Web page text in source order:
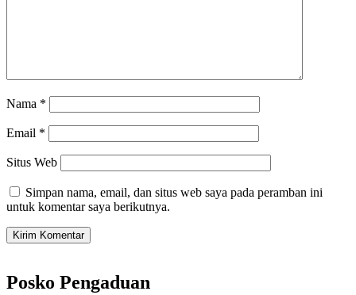
Nama *
Email *
Situs Web
Simpan nama, email, dan situs web saya pada peramban ini
untuk komentar saya berikutnya.
Posko Pengaduan